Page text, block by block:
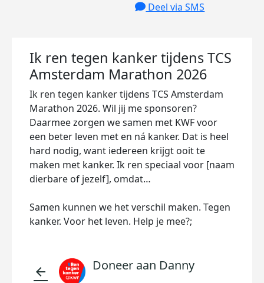
Deel via SMS
Ik ren tegen kanker tijdens TCS
Amsterdam Marathon 2026
Ik ren tegen kanker tijdens TCS Amsterdam
Marathon 2026. Wil jij me sponsoren?
Daarmee zorgen we samen met KWF voor
een beter leven met en ná kanker. Dat is heel
hard nodig, want iedereen krijgt ooit te
maken met kanker. Ik ren speciaal voor [naam
dierbare of jezelf], omdat…
Samen kunnen we het verschil maken. Tegen
kanker. Voor het leven. Help je mee?;
arrow_back Doneer aan Danny